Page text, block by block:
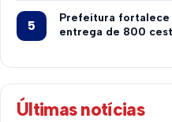
Prefeitura fortalece
entrega de 800
Últimas notícias